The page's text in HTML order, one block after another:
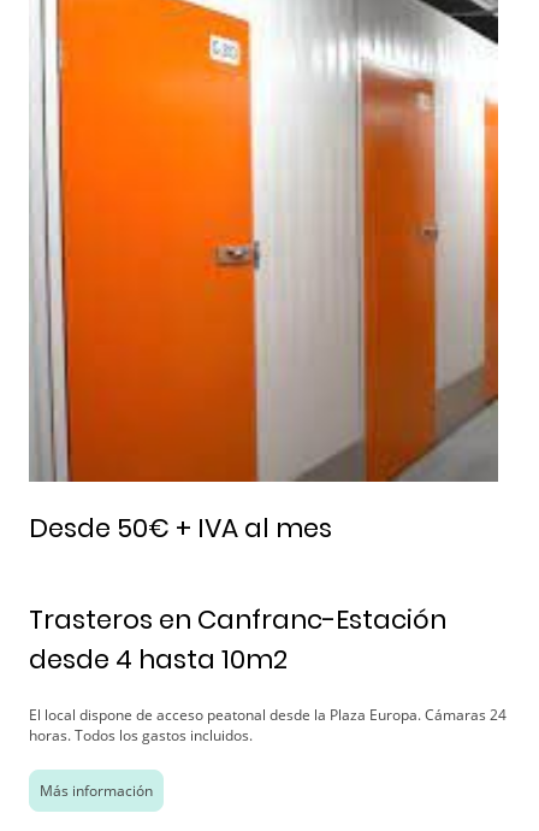
Trasteros en Canfranc-Estación
desde 4 hasta 10m2
El local dispone de acceso peatonal desde la Plaza Europa. Cámaras 24
horas. Todos los gastos incluidos.
Más información
Desde 50€ + IVA al mes